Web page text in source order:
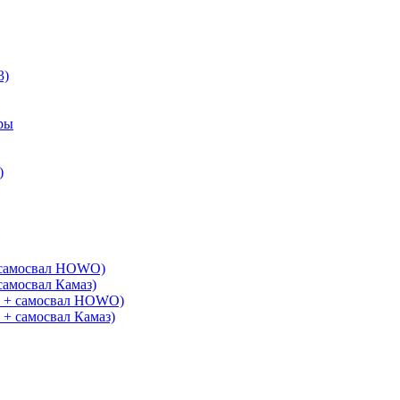
HOWO)
Камаз)
самосвал HOWO)
самосвал Камаз)